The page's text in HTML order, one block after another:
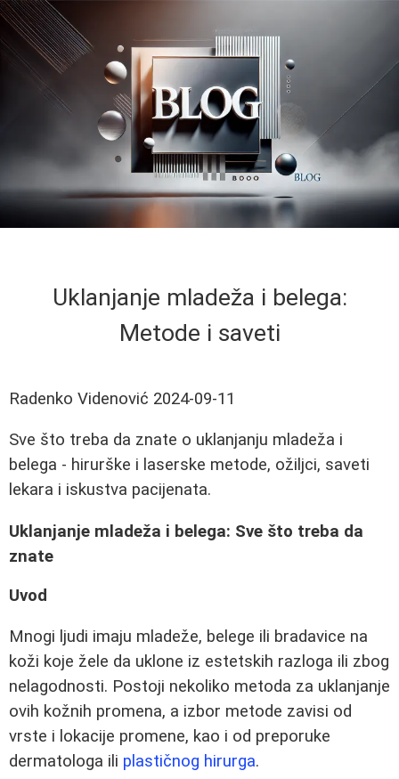
Uklanjanje mladeža i belega:
Metode i saveti
Radenko Videnović 2024-09-11
Sve što treba da znate o uklanjanju mladeža i
belega - hirurške i laserske metode, ožiljci, saveti
lekara i iskustva pacijenata.
Uklanjanje mladeža i belega: Sve što treba da
znate
Uvod
Mnogi ljudi imaju mladeže, belege ili bradavice na
koži koje žele da uklone iz estetskih razloga ili zbog
nelagodnosti. Postoji nekoliko metoda za uklanjanje
ovih kožnih promena, a izbor metode zavisi od
vrste i lokacije promene, kao i od preporuke
dermatologa ili plastičnog hirurga.